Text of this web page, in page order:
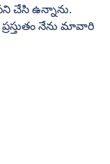
చేసి ఉన్నాను.
నేను మావారి